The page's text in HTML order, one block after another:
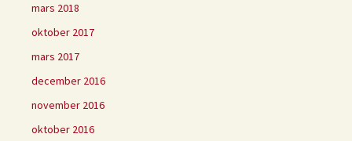
mars 2018
oktober 2017
mars 2017
december 2016
november 2016
oktober 2016